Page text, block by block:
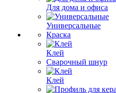
Для дома и офиса
Универсальные
Краска
Клей
Сварочный шнур
Клей